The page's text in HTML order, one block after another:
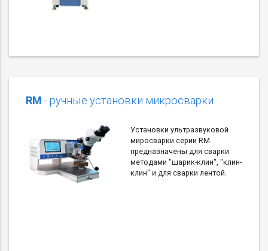
RM - ручные установки микросварки
Установки ультразвуковой
миросварки серии RM
предназначены для сварки
методами "шарик-клин", "клин-
клин" и для сварки лентой.